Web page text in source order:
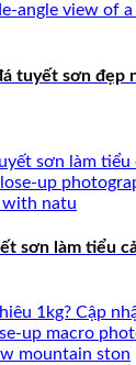
tuyết sơn đẹp
sơn làm tiểu